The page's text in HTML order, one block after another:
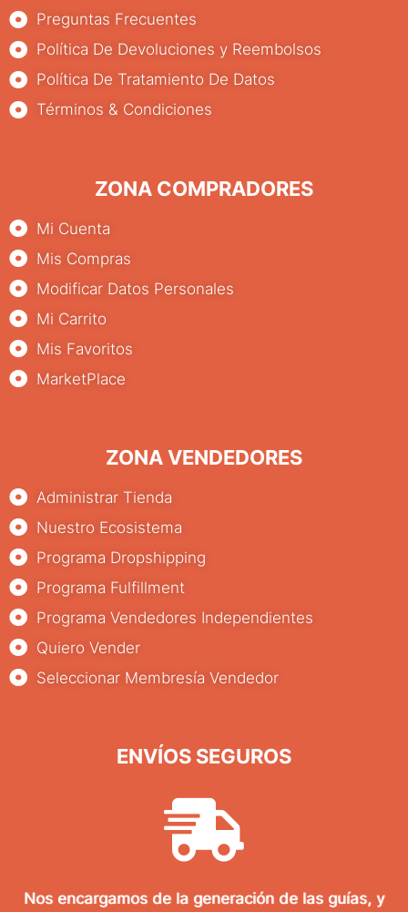
Preguntas Frecuentes
Política De Devoluciones y Reembolsos
Política De Tratamiento De Datos
Términos & Condiciones
ZONA COMPRADORES
Mi Cuenta
Mis Compras
Modificar Datos Personales
Mi Carrito
Mis Favoritos
MarketPlace
ZONA VENDEDORES
Administrar Tienda
Nuestro Ecosistema
Programa Dropshipping
Programa Fulfillment
Programa Vendedores Independientes
Quiero Vender
Seleccionar Membresía Vendedor
ENVÍOS SEGUROS
Nos encargamos de la generación de las guías, y